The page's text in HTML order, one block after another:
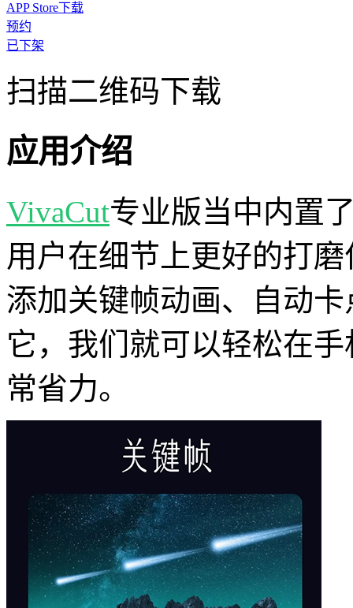
APP Store下载
预约
已下架
扫描二维码下载
应用介绍
VivaCut专业版当中内置
用户在细节上更好的打
添加关键帧动画、自动
它，我们就可以轻松在
常省力。